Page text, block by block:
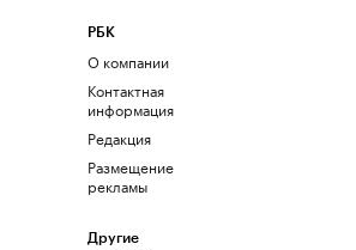
РБК
О компании
Контактная
информация
Редакция
Размещение
рекламы
Другие